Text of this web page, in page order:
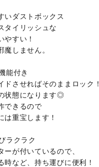
いダストボックス
タイリッシュな
やすい！
魔しません。
能付き
ドさせればそのままロック！
状態になります◎
できるので
は重宝します！
ラクラク
ーが付いているので、
時など、持ち運びに便利！